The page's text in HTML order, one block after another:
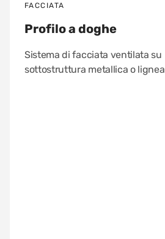
FACCIATA
Profilo a doghe
Sistema di facciata ventilata su
sottostruttura metallica o lignea